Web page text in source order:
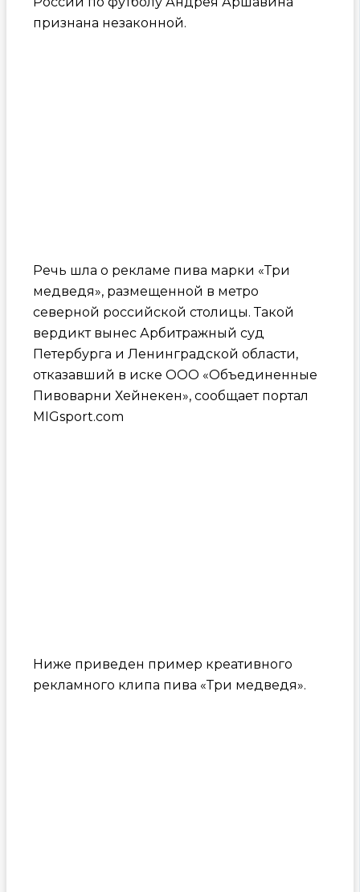
признана незаконной.
Речь шла о рекламе пива марки «Три
медведя», размещенной в метро
северной российской столицы. Такой
вердикт вынес Арбитражный суд
Петербурга и Ленинградской области,
отказавший в иске ООО «Объединенные
Пивоварни Хейнекен», сообщает портал
MIGsport.com
Ниже приведен пример креативного
рекламного клипа пива «Три медведя».